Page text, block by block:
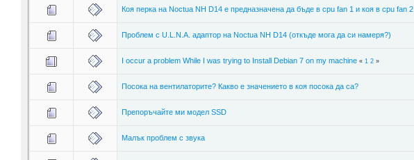
Коя перка на Noctua NH D14 e предназначена да бъде в cpu fan 1 и коя в cpu fan 2
Проблем с U.L.N.A. адаптор на Noctua NH D14 (откъде мога да си намеря?)
I occur a problem While I was trying to Install Debian 7 on my machine « 1 2»
Посока на вентилаторите? Какво е значението в коя посока да са?
Препоръчайте ми модел SSD
Малък проблем с звука